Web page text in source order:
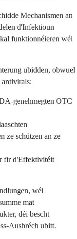
Mechanismen an
d'Infektioun
funktionnéieren wéi
ubidden, obwuel
antivirals:
genehmegten OTC
ze schützen an ze
fir d'Effektivitéit
wéi
mat
déi bescht
Ausbréch ubitt.